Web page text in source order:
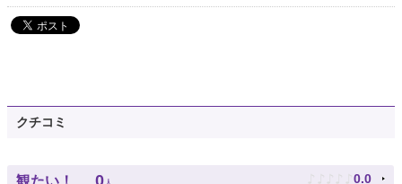
クチコミ
♪ ♪ ♪ ♪ ♪ 0.0